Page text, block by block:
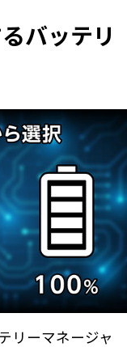
バッテリ
リーマネージャ